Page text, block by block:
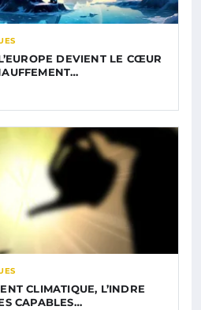
DEVIENT LE CŒUR
CLIMATIQUE, L’INDRE
CAPABLES…